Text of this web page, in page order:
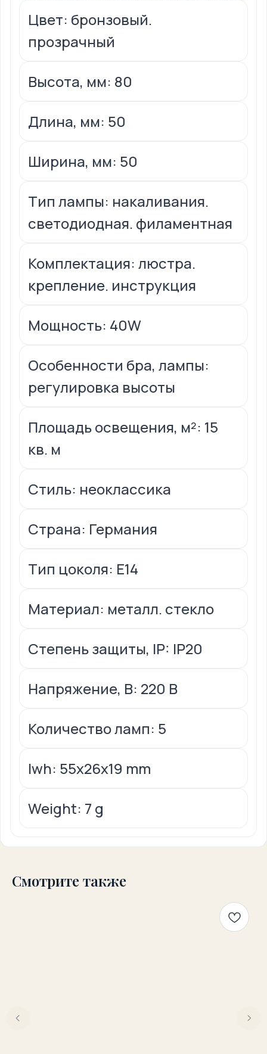
Цвет: бронзовый.
прозрачный
Высота, мм: 80
Длина, мм: 50
Ширина, мм: 50
Тип лампы: накаливания.
светодиодная. филаментная
Комплектация: люстра.
крепление. инструкция
Мощность: 40W
Особенности бра, лампы:
регулировка высоты
Площадь освещения, м²: 15
кв. м
Стиль: неоклассика
Страна: Германия
Тип цоколя: Е14
Материал: металл. стекло
Степень защиты, IP: IP20
Напряжение, В: 220 В
Количество ламп: 5
lwh: 55x26x19 mm
Weight: 7 g
Смотрите также